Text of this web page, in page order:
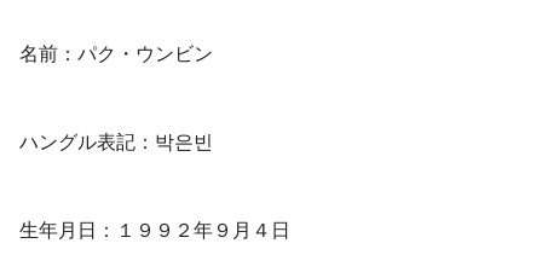
名前：パク・ウンビン
ハングル表記：박은빈
生年月日：１９９２年９月４日